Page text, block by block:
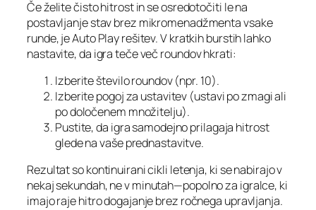
Če želite čisto hitrost in se osredotočiti le na
postavljanje stav brez mikromenadžmenta vsake
runde, je Auto Play rešitev. V kratkih burstih lahko
nastavite, da igra teče več roundov hkrati:
Izberite število roundov (npr. 10).
Izberite pogoj za ustavitev (ustavi po zmagi ali
po določenem množitelju).
Pustite, da igra samodejno prilagaja hitrost
glede na vaše prednastavitve.
Rezultat so kontinuirani cikli letenja, ki se nabirajo v
nekaj sekundah, ne v minutah—popolno za igralce, ki
imajo raje hitro dogajanje brez ročnega upravljanja.